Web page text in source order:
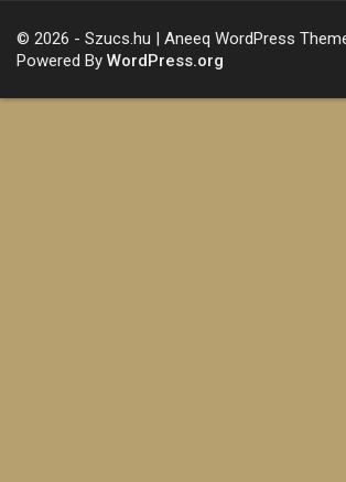
© 2026 - Szucs.hu | Aneeq WordPress
Powered By WordPress.org